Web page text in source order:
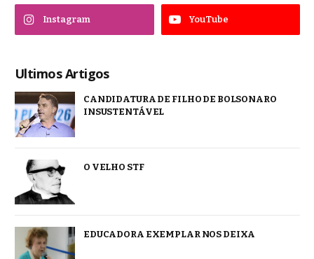
Instagram YouTube
Ultimos Artigos
CANDIDATURA DE FILHO DE BOLSONARO
INSUSTENTÁVEL
O VELHO STF
EDUCADORA EXEMPLAR NOS DEIXA